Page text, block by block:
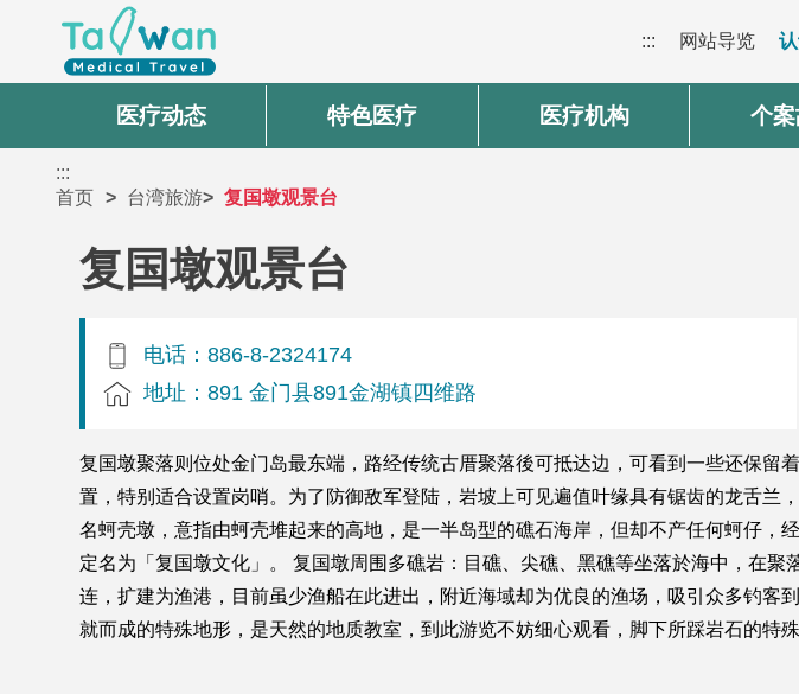
::: 网站导览
医疗动态 特色医疗 医疗机构 个
:::
首页
台湾旅游 复国墩观景台
复国墩观景台
电话：886-8-2324174
地址：891 金门县891金湖镇四维路
复国墩聚落则位处金门岛最东端，路经传统古厝聚落後可抵达边，可看到一些还保
置，特别适合设置岗哨。为了防御敌军登陆，岩坡上可见遍值叶缘具有锯齿的龙舌
名蚵壳墩，意指由蚵壳堆起来的高地，是一半岛型的礁石海岸，但却不产任何蚵仔，
定名为「复国墩文化」。 复国墩周围多礁岩：目礁、尖礁、黑礁等坐落於海中，在
连，扩建为渔港，目前虽少渔船在此进出，附近海域却为优良的渔场，吸引众多钓
就而成的特殊地形，是天然的地质教室，到此游览不妨细心观看，脚下所踩岩石的特殊